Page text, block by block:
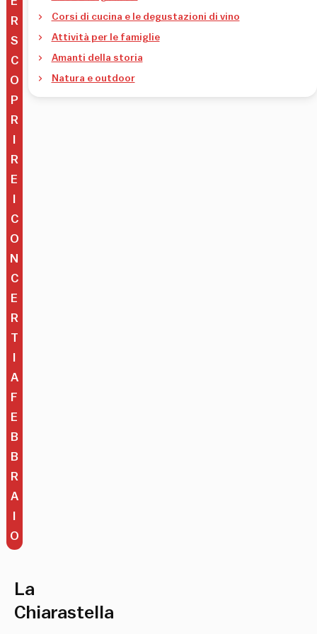
R
S
C
O
P
R
R
E
C
O
N
C
E
R
T
A
F
E
B
B
R
A
O
La
Chiarastella
Corsi di cucina e le degustazioni di vino
Attività per le famiglie
Amanti della storia
Natura e outdoor